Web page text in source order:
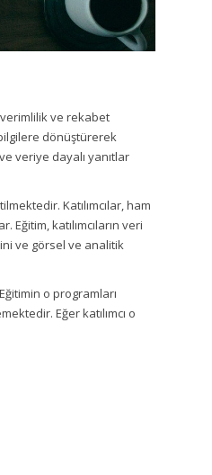
ve rekabet
dönüştürerek
veriye dayalı yanıtlar
Katılımcılar, ham
katılımcıların veri
ve görsel ve analitik
o programları
Eğer katılımcı o